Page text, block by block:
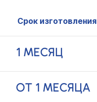
Срок изготовления
1 МЕСЯЦ
ОТ 1 МЕСЯЦА